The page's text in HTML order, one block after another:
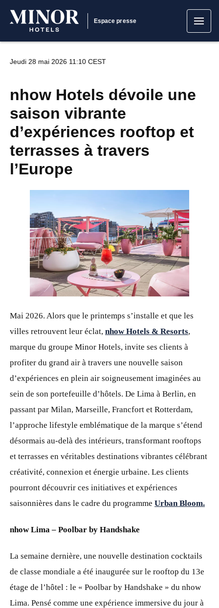
Espace presse
Jeudi 28 mai 2026 11:10 CEST
nhow Hotels dévoile une
saison vibrante
d’expériences rooftop et
terrasses à travers
l’Europe
PNG
Mai 2026. Alors que le printemps s’installe et que les
villes retrouvent leur éclat, nhow Hotels & Resorts,
marque du groupe Minor Hotels, invite ses clients à
profiter du grand air à travers une nouvelle saison
d’expériences en plein air soigneusement imaginées au
sein de son portefeuille d’hôtels. De Lima à Berlin, en
passant par Milan, Marseille, Francfort et Rotterdam,
l’approche lifestyle emblématique de la marque s’étend
désormais au-delà des intérieurs, transformant rooftops
et terrasses en véritables destinations vibrantes célébrant
créativité, connexion et énergie urbaine. Les clients
pourront découvrir ces initiatives et expériences
saisonnières dans le cadre du programme Urban Bloom.
nhow Lima – Poolbar by Handshake
La semaine dernière, une nouvelle destination cocktails
de classe mondiale a été inaugurée sur le rooftop du 13e
étage de l’hôtel : le « Poolbar by Handshake » du nhow
Lima. Pensé comme une expérience immersive du jour à